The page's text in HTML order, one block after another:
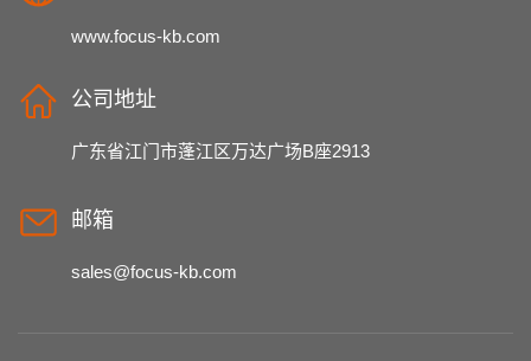
www.focus-kb.com
公司地址
广东省江门市蓬江区万达广场B座2913
邮箱
sales@focus-kb.com